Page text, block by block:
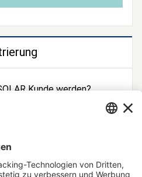
Kunde werden?
jetzt!